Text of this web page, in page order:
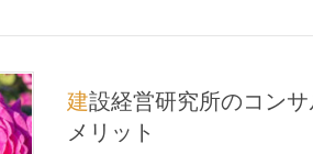
建設経営研究所のコンサルティングの
メリット